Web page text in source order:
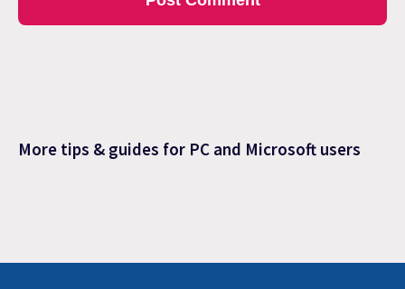
More tips & guides for PC and Microsoft users